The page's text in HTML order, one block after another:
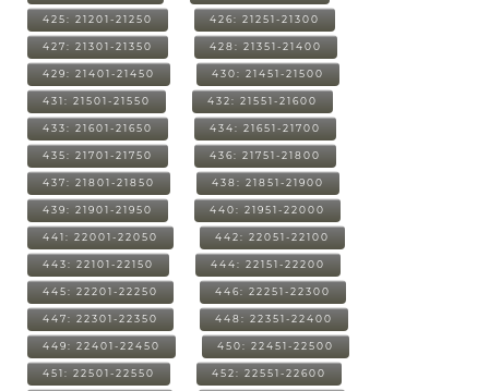
425: 21201-21250 426: 21251-21300
427: 21301-21350 428: 21351-21400
429: 21401-21450 430: 21451-21500
431: 21501-21550 432: 21551-21600
433: 21601-21650 434: 21651-21700
435: 21701-21750 436: 21751-21800
437: 21801-21850 438: 21851-21900
439: 21901-21950 440: 21951-22000
441: 22001-22050 442: 22051-22100
443: 22101-22150 444: 22151-22200
445: 22201-22250 446: 22251-22300
447: 22301-22350 448: 22351-22400
449: 22401-22450 450: 22451-22500
451: 22501-22550 452: 22551-22600